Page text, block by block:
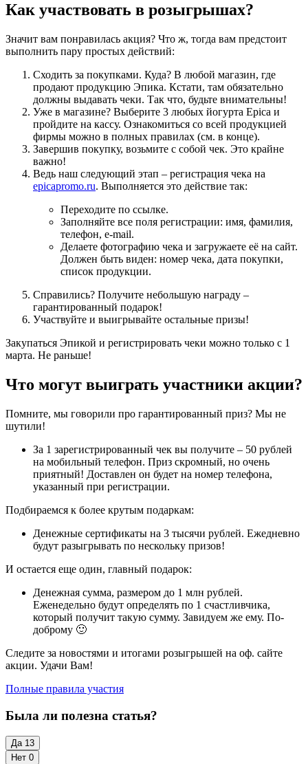
Как участвовать в розыгрышах?
Значит вам понравилась акция? Что ж, тогда вам предстоит
выполнить пару простых действий:
Сходить за покупками. Куда? В любой магазин, где
продают продукцию Эпика. Кстати, там обязательно
должны выдавать чеки. Так что, будьте внимательны!
Уже в магазине? Выберите 3 любых йогурта Epica и
пройдите на кассу. Ознакомиться со всей продукцией
фирмы можно в полных правилах (см. в конце).
Завершив покупку, возьмите с собой чек. Это крайне
важно!
Ведь наш следующий этап – регистрация чека на
epicapromo.ru. Выполняется это действие так:
Переходите по ссылке.
Заполняйте все поля регистрации: имя, фамилия,
телефон, e-mail.
Делаете фотографию чека и загружаете её на сайт.
Должен быть виден: номер чека, дата покупки,
список продукции.
Справились? Получите небольшую награду –
гарантированный подарок!
Участвуйте и выигрывайте остальные призы!
Закупаться Эпикой и регистрировать чеки можно только с 1
марта. Не раньше!
Что могут выиграть участники акции?
Помните, мы говорили про гарантированный приз? Мы не
шутили!
За 1 зарегистрированный чек вы получите – 50 рублей
на мобильный телефон. Приз скромный, но очень
приятный! Доставлен он будет на номер телефона,
указанный при регистрации.
Подбираемся к более крутым подаркам:
Денежные сертификаты на 3 тысячи рублей. Ежедневно
будут разыгрывать по нескольку призов!
И остается еще один, главный подарок:
Денежная сумма, размером до 1 млн рублей.
Еженедельно будут определять по 1 счастливчика,
который получит такую сумму. Завидуем же ему. По-
доброму 🙂
Следите за новостями и итогами розыгрышей на оф. сайте
акции. Удачи Вам!
Полные правила участия
Была ли полезна статья?
Да 13
Нет 0